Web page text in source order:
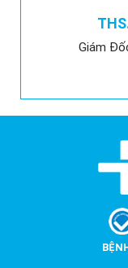
Giám